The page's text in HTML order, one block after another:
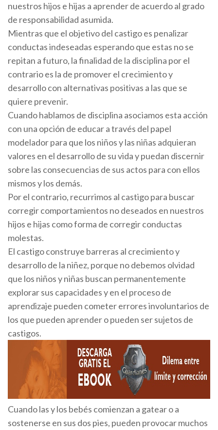
nuestros hijos e hijas a aprender de acuerdo al grado
de responsabilidad asumida.
Mientras que el objetivo del castigo es penalizar
conductas indeseadas esperando que estas no se
repitan a futuro, la finalidad de la disciplina por el
contrario es la de promover el crecimiento y
desarrollo con alternativas positivas a las que se
quiere prevenir.
Cuando hablamos de disciplina asociamos esta acción
con una opción de educar a través del papel
modelador para que los niños y las niñas adquieran
valores en el desarrollo de su vida y puedan discernir
sobre las consecuencias de sus actos para con ellos
mismos y los demás.
Por el contrario, recurrimos al castigo para buscar
corregir comportamientos no deseados en nuestros
hijos e hijas como forma de corregir conductas
molestas.
El castigo construye barreras al crecimiento y
desarrollo de la niñez, porque no debemos olvidad
que los niños y niñas buscan permanentemente
explorar sus capacidades y en el proceso de
aprendizaje pueden cometer errores involuntarios de
los que pueden aprender o pueden ser sujetos de
castigos.
Cuando las y los bebés comienzan a gatear o a
sostenerse en sus dos pies, pueden provocar muchos